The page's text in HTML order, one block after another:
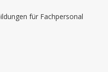
für Fachpersonal